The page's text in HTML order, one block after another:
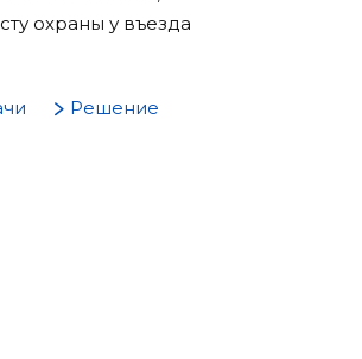
охраны у въезда
Решение